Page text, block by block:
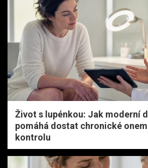
Život s lupénkou: Jak moderní
pomáhá dostat chronické
kontrolu